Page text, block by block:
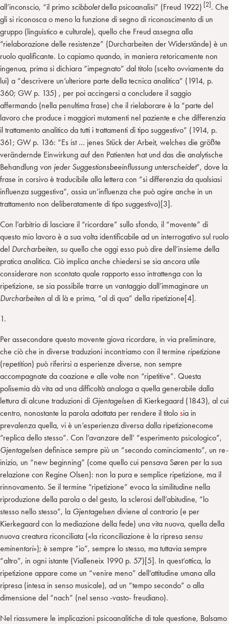
all’inconscio, “il primo scibboletdella psicoanalisi” (Freud 1922) [2] . Che
gli si riconosca o meno la funzione di segno di riconoscimento di un
gruppo (linguistico e culturale), quello che Freud assegna alla
“rielaborazione delle resistenze” (Durcharbeiten der Widerstände) è un
ruolo qualificante. Lo capiamo quando, in maniera retoricamente non
ingenua, prima si dichiara “impegnato” dal titolo (scelto ovviamente da
lui) a “descrivere un’ulteriore parte della tecnica analitica” (1914, p.
360; GW p. 135) , per poi accingersi a concludere il saggio
affermando (nella penultima frase) che il rielaborare è la “parte del
lavoro che produce i maggiori mutamenti nel paziente e che differenzia
il trattamento analitico da tutti i trattamenti di tipo suggestivo” (1914, p.
361; GW p. 136: “Es ist … jenes Stück der Arbeit, welches die größte
verändernde Einwirkung auf den Patienten hat und das die analytische
Behandlung von jeder Suggestionsbeeinflussung unterscheidet”, dove la
frase in corsivo è traducibile alla lettera con “si differenzia da qualsiasi
influenza suggestiva”, ossia un’influenza che può agire anche in un
trattamento non deliberatamente di tipo suggestivo)[3].
Con l’arbitrio di lasciare il “ricordare” sullo sfondo, il “movente” di
questo mio lavoro è a sua volta identificabile ad un interrogativo sul ruolo
del Durcharbeiten, su quello che oggi esso può dire dell’insieme della
pratica analitica. Ciò implica anche chiedersi se sia ancora utile
considerare non scontato quale rapporto esso intrattenga con la
ripetizione, se sia possibile trarre un vantaggio dall’immaginare un
Durcharbeiten al di là e prima, “al di qua” della ripetizione[4].
1.
Per assecondare questo movente giova ricordare, in via preliminare,
che ciò che in diverse traduzioni incontriamo con il termine ripetizione
(repetition) può riferirsi a esperienze diverse, non sempre
accompagnate da coazione e alle volte non “ripetitive”. Questa
polisemia dà vita ad una difficoltà analoga a quella generabile dalla
lettura di alcune traduzioni di Gjentagelsen di Kierkegaard (1843), al cui
centro, nonostante la parola adottata per rendere il titolo sia in
prevalenza quella, vi è un’esperienza diversa dalla ripetizionecome
“replica dello stesso”. Con l’avanzare dell’ “esperimento psicologico”,
Gjentagelsen definisce sempre più un “secondo cominciamento”, un re-
inizio, un “new beginning” (come quello cui pensava Søren per la sua
relazione con Regine Olsen): non la pura e semplice ripetizione, ma il
rinnovamento. Se il termine “ripetizione” evoca la similitudine nella
riproduzione della parola o del gesto, la sclerosi dell’abitudine, “lo
stesso nello stesso”, la Gjentagelsen diviene al contrario (e per
Kierkegaard con la mediazione della fede) una vita nuova, quella della
nuova creatura riconciliata («la riconciliazione è la ripresa sensu
eminentori»); è sempre “io”, sempre lo stesso, ma tuttavia sempre
“altro”, in ogni istante (Vialleneix 1990 p. 57)[5]. In quest’ottica, la
ripetizione appare come un “venire meno” dell’attitudine umana alla
ripresa (intesa in senso musicale), ad un “tempo secondo” o alla
dimensione del “nach” (nel senso -vasto- freudiano).
Nel riassumere le implicazioni psicoanalitiche di tale questione, Balsamo